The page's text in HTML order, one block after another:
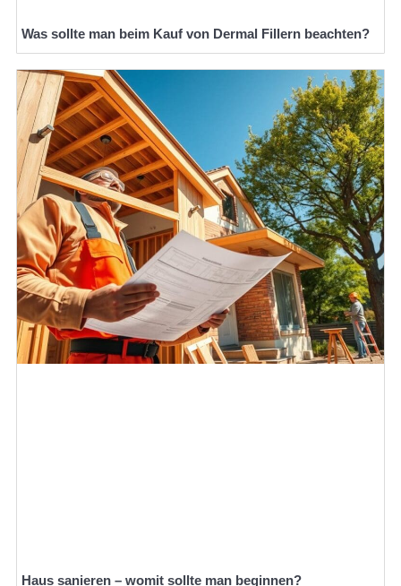
Was sollte man beim Kauf von Dermal Fillern beachten?
Haus sanieren – womit sollte man beginnen?